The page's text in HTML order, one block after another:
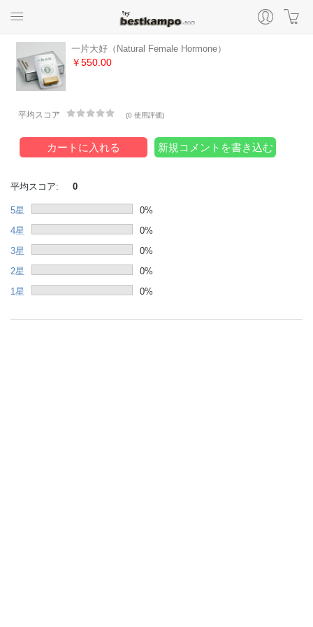
一片大好（Natural Female Hormone）
￥550.00
平均スコア (0 使用評価)
カートに入れる 新規コメントを書き込む
平均スコア: 0
5星
0%
4星
0%
3星
0%
2星
0%
1星
0%